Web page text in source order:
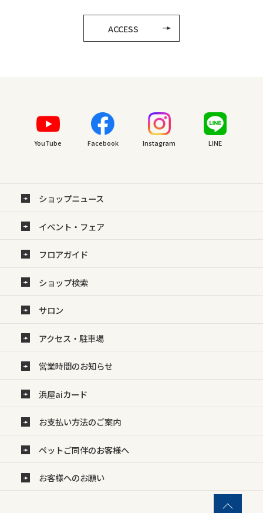
ACCESS
YouTube Facebook Instagram LINE
ショップニュース
イベント・フェア
フロアガイド
ショップ検索
サロン
アクセス・駐車場
営業時間のお知らせ
浜屋aiカード
お支払い方法のご案内
ペットご同伴のお客様へ
お客様へのお願い